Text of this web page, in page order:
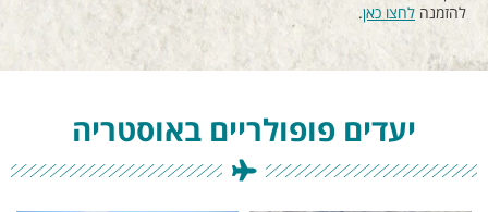
להזמנה לחצו כאן.
יעדים פופולריים באוסטריה